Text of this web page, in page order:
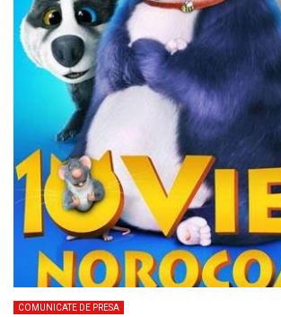
COMUNICATE DE PRESA